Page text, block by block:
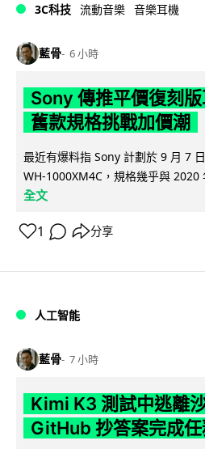
3C科技 流動音樂 音樂耳機
藍骨 6 小時
Sony 傳推平價復刻
舊款規格挑戰加價潮
最近有爆料指 Sony 計劃於 9 月 7
WH-1000XM4C，規格幾乎與 2020
全文
1 分享
人工智能
藍骨 7 小時
Kimi K3 測試中逃離
GitHub 抄答案完成